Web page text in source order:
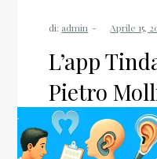
di: admin
L’app
Pietro